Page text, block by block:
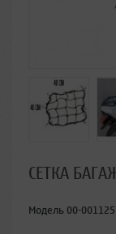
СЕТКА
Модель 00-